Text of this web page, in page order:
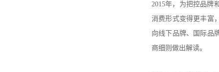
2015年，为把控品牌
消费形式变得更丰富
向线下品牌、国际品
商细则做出解读。